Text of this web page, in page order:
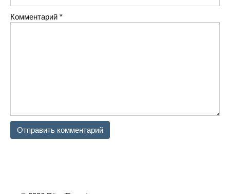
Комментарий *